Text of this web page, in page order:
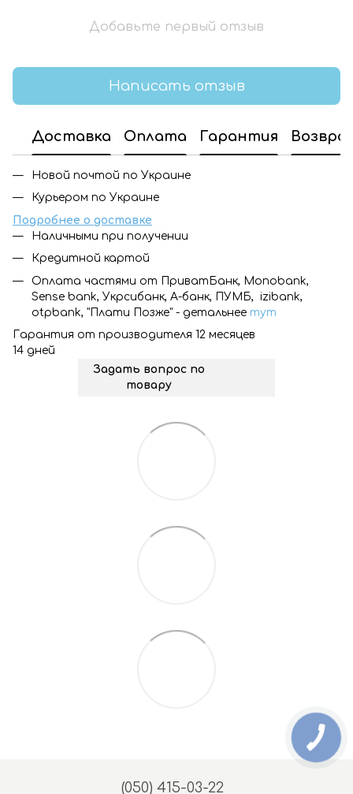
Добавьте первый отзыв
Написать отзыв
Доставка Оплата Гарантия
Новой почтой по Украине
Курьером по Украине
Подробнее о доставке
Наличными при получении
Кредитной картой
Оплата частями от ПриватБанк, Monobank,
Sense bank, Укрсибанк, А-банк, ПУМБ, izibank,
otpbank, "Плати Позже" - детальнее тут
Гарантия от производителя 12 месяцев
14 дней
Задать вопрос по
товару
(050) 415-03-22